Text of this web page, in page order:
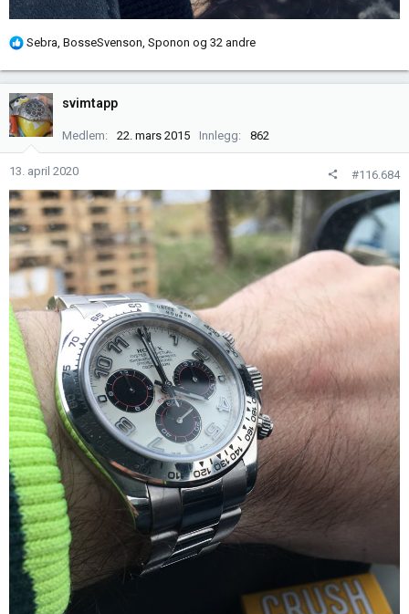
R
k
s
j
n
e
r
:
Sebra BosseSvenson Sponon og 32 andre
svimtapp
Medlem 22. mars 2015 Innlegg 862
13. april 2020 #116.684